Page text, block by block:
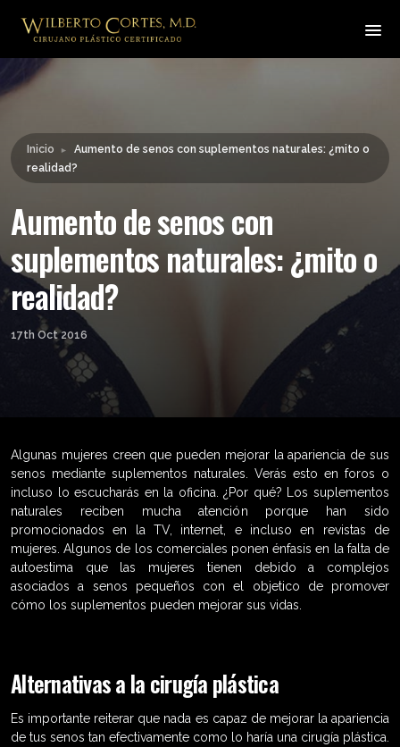
Leyendo: Aumento de senos con
suplementos naturales:
Inicio ►
Aumento de senos con suplementos naturales: ¿mito o
realidad?
Aumento de senos con
suplementos naturales: ¿mito o
realidad?
17th Oct 2016
Algunas mujeres creen que pueden mejorar la apariencia de sus
senos mediante suplementos naturales. Verás esto en foros o
incluso lo escucharás en la oficina. ¿Por qué? Los suplementos
naturales reciben mucha atención porque han sido
promocionados en la TV, internet, e incluso en revistas de
mujeres. Algunos de los comerciales ponen énfasis en la falta de
autoestima que las mujeres tienen debido a complejos
asociados a senos pequeños con el objetico de promover
cómo los suplementos pueden mejorar sus vidas.
Alternativas a la cirugía plástica
Es importante reiterar que nada es capaz de mejorar la apariencia
de tus senos tan efectivamente como lo haría una cirugía plástica.